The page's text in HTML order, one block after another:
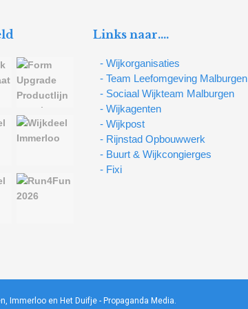
Links naar….
- Wijkorganisaties
- Team Leefomgeving Malburgen
- Sociaal Wijkteam Malburgen
- Wijkagenten
- Wijkpost
- Rijnstad Opbouwwerk
- Buurt & Wijkcongierges
- Fixi
Immerloo en Het Duifje - Propaganda Media.